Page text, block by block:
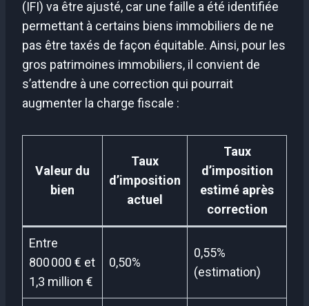
(IFI) va être ajusté, car une faille a été identifiée
permettant à certains biens immobiliers de ne
pas être taxés de façon équitable. Ainsi, pour les
gros patrimoines immobiliers, il convient de
s’attendre à une correction qui pourrait
augmenter la charge fiscale :
Valeur du
bien
Taux
d’imposition
actuel
Taux
d’imposition
estimé après
correction
Entre
800 000 € et
1,3 million €
0,50%
0,55%
(estimation)